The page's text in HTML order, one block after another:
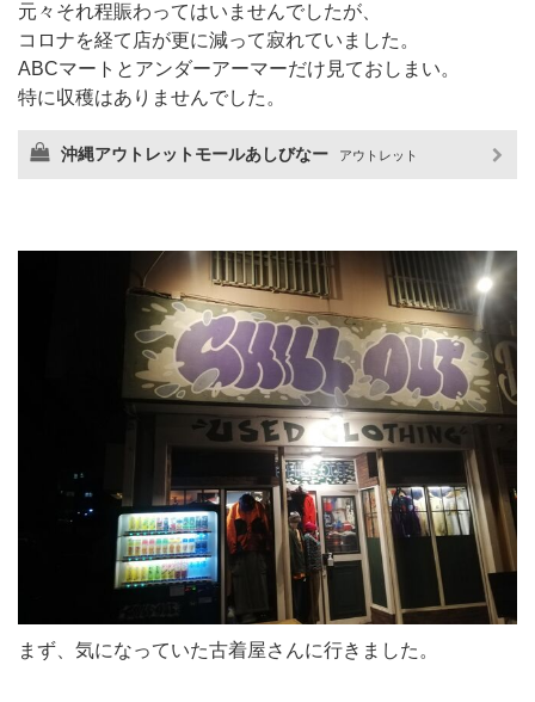
元々それ程賑わってはいませんでしたが、
コロナを経て店が更に減って寂れていました。
ABCマートとアンダーアーマーだけ見ておしまい。
特に収穫はありませんでした。
沖縄アウトレットモールあしびなー アウトレット
まず、気になっていた古着屋さんに行きました。